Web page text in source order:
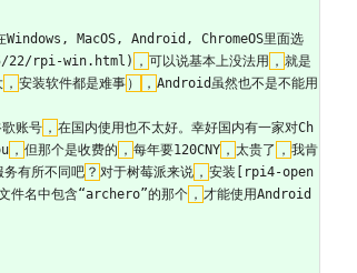
Windows, MacOS, Android, ChromeOS里面选
22/rpi-win.html) ， 可以说基本上没法用 ， 就是
， 安装软件都是难事 ） ， Android虽然也不是不能用
账号 ， 在国内使用也不太好。幸好国内有一家对Ch
， 但那个是收费的 ， 每年要120CNY ， 太贵了 ， 我肯
务有所不同吧 ？ 对于树莓派来说 ， 安装[rpi4-open
件名中包含“archero”的那个 ， 才能使用Android